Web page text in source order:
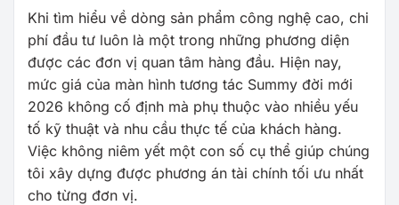
Khi tìm hiểu về dòng sản phẩm công nghệ cao, chi
phí đầu tư luôn là một trong những phương diện
được các đơn vị quan tâm hàng đầu. Hiện nay,
mức giá của màn hình tương tác Summy đời mới
2026 không cố định mà phụ thuộc vào nhiều yếu
tố kỹ thuật và nhu cầu thực tế của khách hàng.
Việc không niêm yết một con số cụ thể giúp chúng
tôi xây dựng được phương án tài chính tối ưu nhất
cho từng đơn vị.